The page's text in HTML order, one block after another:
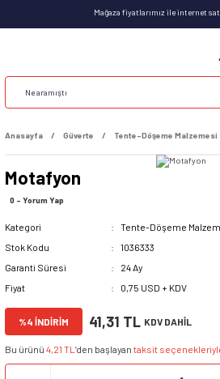
Mağaza fiyatlarımız ile internet
Anasayfa Güverte Tente-Döşeme Malzemesi
Motafyon
0 - Yorum Yap
Kategori
Tente-Döşeme
Stok Kodu
1036333
Garanti Süresi
24 Ay
Fiyat
0,75 USD + KDV
%4 İNDİRİM 41,31 TL KDV DAHİL
Bu ürünü 4,21 TL ’den başlayan taksit